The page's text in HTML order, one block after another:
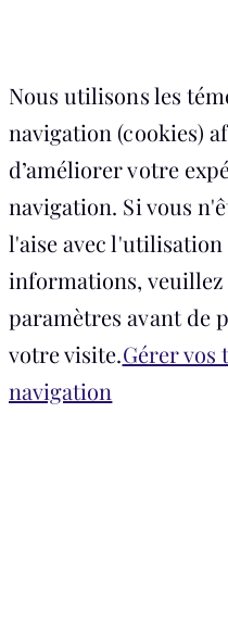
Nous utilisons les
navigation (cookies)
d’améliorer votre
navigation. Si vous
l'aise avec l'utilisation
informations, veuillez
paramètres avant de
votre visite.Gérer vos
navigation